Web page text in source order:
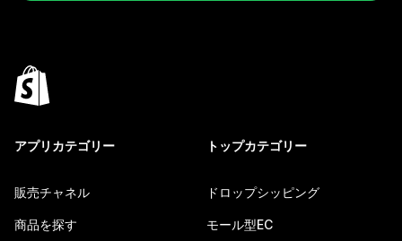
アプリカテゴリー
販売チャネル
商品を探す
トップカテゴリー
ドロップシッピング
モール型EC